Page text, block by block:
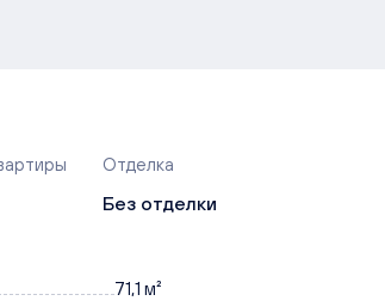
Отделка
Без отделки
71,1 м²